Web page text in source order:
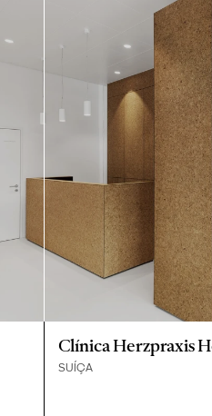
Clínica Herzpraxis
SUÍÇA